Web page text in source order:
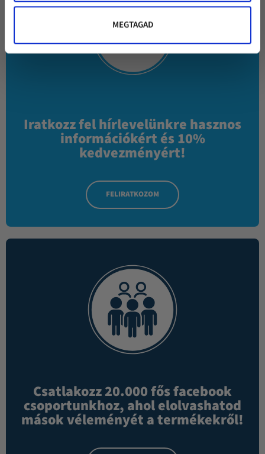
MEGTAGAD
Iratkozz fel hírlevelünkre hasznos
információkért és 10%
kedvezményért!
FELIRATKOZOM
Csatlakozz 20.000 fős facebook
csoportunkhoz, ahol elolvashatod
mások véleményét a termékekről!